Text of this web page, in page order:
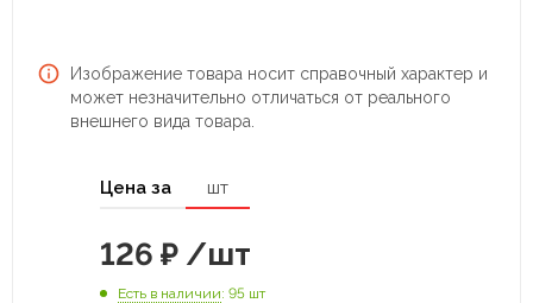
Изображение товара носит справочный характер и
может незначительно отличаться от реального
внешнего вида товара.
Цена за шт
126 ₽ /шт
Есть в наличии: 95 шт